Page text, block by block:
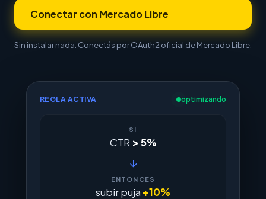
Conectar con Mercado Libre
Sin instalar nada. Conectás por OAuth2 oficial de Mercado Libre.
REGLA ACTIVA optimizando
SI
CTR > 5%
↓
ENTONCES
subir puja +10%